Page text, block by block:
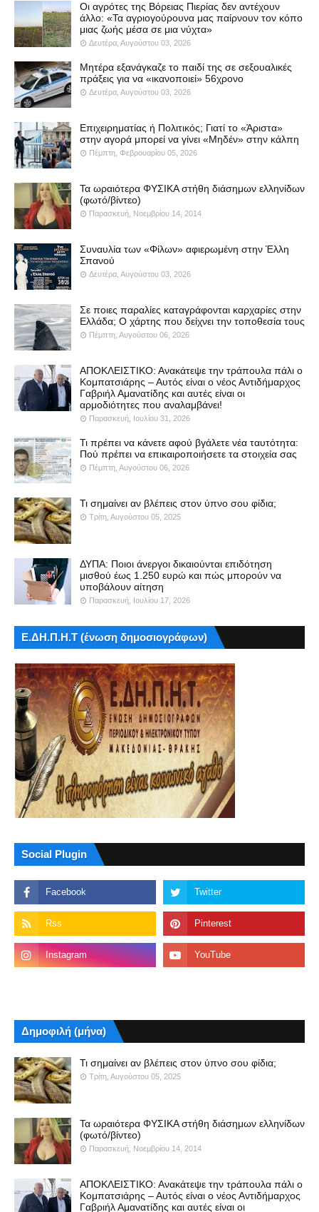
Οι αγρότες της Βόρειας Πιερίας δεν αντέχουν
άλλο: «Τα αγριογούρουνα μας παίρνουν τον κόπο
μιας ζωής μέσα σε μια νύχτα»
Δευτέρα, Αυγούστου 03, 2026
Μητέρα εξανάγκαζε το παιδί της σε σεξουαλικές
πράξεις για να «ικανοποιεί» 56χρονο
Δευτέρα, Αυγούστου 03, 2026
Επιχειρηματίας ή Πολιτικός; Γιατί το «Άριστα»
στην αγορά μπορεί να γίνει «Μηδέν» στην κάλπη
Πέμπτη, Φεβρουαρίου 05, 2026
Τα ωραιότερα ΦΥΣΙΚΑ στήθη διάσημων ελληνίδων
(φωτό/βίντεο)
Παρασκευή, Νοεμβρίου 14, 2014
Συναυλία των «Φίλων» αφιερωμένη στην Έλλη
Σπανού
Δευτέρα, Αυγούστου 03, 2026
Σε ποιες παραλίες καταγράφονται καρχαρίες στην
Ελλάδα; Ο χάρτης που δείχνει την τοποθεσία τους
Πέμπτη, Αυγούστου 06, 2026
ΑΠΟΚΛΕΙΣΤΙΚΟ: Ανακάτεψε την τράπουλα πάλι ο
Κομπατσιάρης – Αυτός είναι ο νέος Αντιδήμαρχος
Γαβριήλ Αμανατίδης και αυτές είναι οι
αρμοδιότητες που αναλαμβάνει!
Παρασκευή, Ιουλίου 31, 2026
Τι πρέπει να κάνετε αφού βγάλετε νέα ταυτότητα:
Πού πρέπει να επικαιροποιήσετε τα στοιχεία σας
Πέμπτη, Αυγούστου 06, 2026
Τι σημαίνει αν βλέπεις στον ύπνο σου φίδια;
Τρίτη, Αυγούστου 05, 2025
ΔΥΠΑ: Ποιοι άνεργοι δικαιούνται επιδότηση
μισθού έως 1.250 ευρώ και πώς μπορούν να
υποβάλουν αίτηση
Παρασκευή, Ιουλίου 17, 2026
Ε.ΔΗ.Π.Η.Τ (ένωση δημοσιογράφων)
Social Plugin
Δημοφιλή (μήνα)
Τι σημαίνει αν βλέπεις στον ύπνο σου φίδια;
Τρίτη, Αυγούστου 05, 2025
Τα ωραιότερα ΦΥΣΙΚΑ στήθη διάσημων ελληνίδων
(φωτό/βίντεο)
Παρασκευή, Νοεμβρίου 14, 2014
ΑΠΟΚΛΕΙΣΤΙΚΟ: Ανακάτεψε την τράπουλα πάλι ο
Κομπατσιάρης – Αυτός είναι ο νέος Αντιδήμαρχος
Γαβριήλ Αμανατίδης και αυτές είναι οι